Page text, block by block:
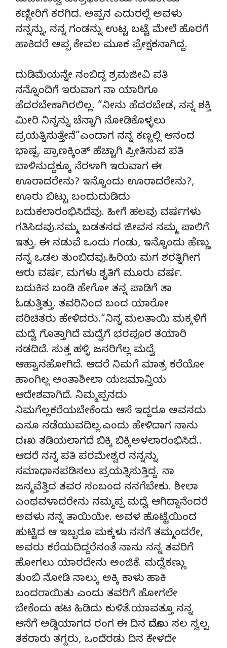
ಕಣ್ಣೀರಿಗೆ ಕರಗಿದ. ಅಪ್ಪನ ಎದುರಲ್ಲೆ ಅವಳು
ನನ್ನನ್ನು, ನನ್ನ ಗಂಡನ್ನು ಉಟ್ಟ ಬಟ್ಟೆ ಮೇಲೆ ಹೊರಗೆ
ಹಾಕಿದರೆ ಅಪ್ಪ ಕೇವಲ ಮೂಕ ಪ್ರೇಕ್ಷಕನಾಗಿದ್ದ.
ದುಡಿಮೆಯನ್ನೇ ನಂಬಿದ್ದ ಶ್ರಮಜೀವಿ ಪತಿ
ನನ್ನೊಂದಿಗೆ ಇರುವಾಗ ನಾ ಯಾರಿಗೂ
ಹೆದರಬೇಕಾಗಿರಲಿಲ್ಲ. “ನೀನು ಹೆದರಬೇಡ, ನನ್ನ ಶಕ್ತಿ
ಮೀರಿ ನಿನ್ನನ್ನು ಚೆನ್ನಾಗಿ ನೋಡಿಕೊಳ್ಳಲು
ಪ್ರಯತ್ನಿಸುತ್ತೇನೆ”ಎಂದಾಗ ನನ್ನ ಕಣ್ಣಲ್ಲಿ ಆನಂದ
ಭಾಷ್ಪ. ಪ್ರಾಣಕ್ಕಿಂತ್ ಹೆಚ್ಚಾಗಿ ಪ್ರೀತಿಸುವ ಪತಿ
ಬಾಳಿನುದ್ದಕ್ಕೂ ನೆರಳಾಗಿ ಇರುವಾಗ ಈ
ಊರಾದರೇನು? ಇನ್ನೊಂದು ಊರಾದರೇನು?,
ಊರು ಬಿಟ್ಟು ಬಂದುದುಡಿದು
ಬದುಕಲಾರಂಭಿಸಿದೆವು. ಹೀಗೆ ಹಲವು ವರ್ಷಗಳು
ಗತಿಸಿದವು.ನಮ್ಮ ಬಡತನದ ಜೀವನ ನಮ್ಮ ಪಾಲಿಗೆ
ಇತ್ತು. ಈ ನಡುವೆ ಒಂದು ಗಂಡು, ಇನ್ನೊಂದು ಹೆಣ್ಣು
ನನ್ನ ಒಡಲ ತುಂಬಿದವು.ಹಿರಿಯ ಮಗ ಶರತ್ನಿಗೀಗ
ಆರು ವರ್ಷ, ಮಗಳು ಶೃತಿಗೆ ಮೂರು ವರ್ಷ.
ಬದುಕಿನ ಬಂಡಿ ಹೇಗೋ ತನ್ನ ಪಾಡಿಗೆ ತಾ
ಓಡುತ್ತಿತ್ತು. ತವರಿನಿಂದ ಬಂದ ಯಾರೋ
ಪರಿಚಿತರು ಹೇಳಿದರು.“ನಿನ್ನ ಮಲತಾಯಿ ಮಕ್ಕಳಿಗೆ
ಮದ್ವೆ ಗೊತ್ತಾಗಿದೆ ಮದ್ವೆಗೆ ಭರಪೂರ ತಯಾರಿ
ನಡದಿದೆ. ಸುತ್ತ ಹಳ್ಳಿ ಜನರಿಗೆಲ್ಲ ಮದ್ವೆ
ಆಹ್ವಾನಹೋಗಿದೆ. ಆದರೆ ನಿಮಗೆ ಮಾತ್ರ ಕರೆಯೋ
ಹಾಂಗಿಲ್ಲ ಅಂತಾಶೀಲಾ ಯಜಮಾನ್ತಿಯ
ಆದೇಶವಾಗಿದೆ. ನಿಮ್ಮಪ್ಪನದು
ನಿಮಗೆಲ್ಲಕರೆಯಬೇಕೆಂದು ಆಸೆ ಇದ್ದರೂ ಅವನದು
ಎನೂ ನಡೆಯುವದಿಲ್ಲ.ಎಂದು ಹೇಳಿದಾಗ ನಾನು
ದಃಖ ತಡಿಯಲಾಗದೆ ಬಿಕ್ಕಿ ಬಿಕ್ಕಿಅಳಲಾರಂಭಿಸಿದೆ..
ಆದರೆ ನನ್ನ ಪತಿ ಪರಮೇಶ್ವರ ನನ್ನನ್ನು
ಸಮಾಧಾನಪಡಿಸಲು ಪ್ರಯತ್ನಿಸುತ್ತಿದ್ದ. ನಾ
ಜನ್ಮವೆತ್ತಿದ ತವರ ಸಂಬಂದ ನನಗೆಬೇಕು. ಶೀಲಾ
ಎಂಥವಳಾದರೇನು ನಮ್ಮಪ್ಪ ಮದ್ವೆ ಆಗಿದ್ದಾನೆಂದರೆ
ಅವಳು ನನ್ನ ತಾಯಿಯೇ. ಅವಳ ಹೊಟ್ಟೆಯಿಂದ
ಹುಟ್ಟಿದ ಆ ಇಬ್ಬರೂ ಮಕ್ಕಳು ನನಗೆ ತಮ್ಮಂದರೇ,
ಅವರು ಕರೆಯದಿದ್ದರೆನಂತೆ ನಾನು ನನ್ನ ತವರಿಗೆ
ಹೋಗಲು ಯಾರದೇನು ಅಂಜಿಕೆ. ಮದ್ವೆಕಣ್ಣು
ತುಂಬಿ ನೋಡಿ ನಾಲ್ಕು ಅಕ್ಕಿ ಕಾಳು ಹಾಕಿ
ಬಂದರಾಯಿತು ಎಂದು ತವರಿಗೆ ಹೋಗಲೇ
ಬೇಕೆಂದು ಹಟ ಹಿಡಿದು ಕುಳಿತೆ.ಯಾವತ್ತೂ ನನ್ನ
ಆಸೆಗೆ ಅಡ್ಡಿಯಾಗದ ರಂಗ ಈ ದಿನ ಮೊದಲು ಸಲ ಸ್ವಲ್ಪ
ತಕರಾರು ತಗ್ದರು, ಒಂದೆರಡು ದಿನ ಕೇಳದೇ